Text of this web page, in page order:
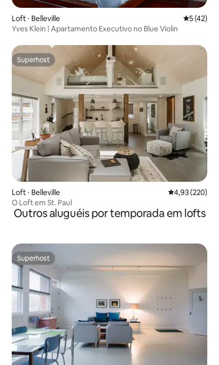
Loft ⋅ Belleville 5 de uma
5 (42)
Yves Klein | Apartamento Executivo no Blue Violin
Superhost
Superhost
Loft ⋅ Belleville 4,93 de uma
4,93 (220)
O Loft em St. Paul
Outros aluguéis por temporada em lofts
Superhost
Superhost